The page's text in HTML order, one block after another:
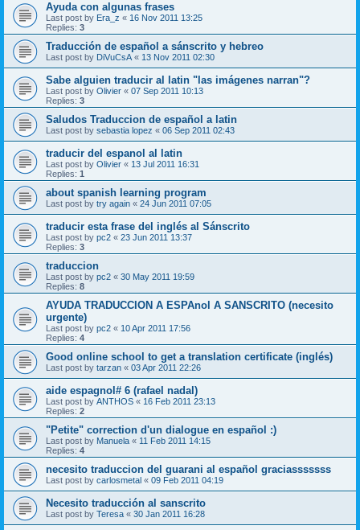
Ayuda con algunas frases
Last post by Era_z « 16 Nov 2011 13:25
Replies: 3
Traducción de español a sánscrito y hebreo
Last post by DiVuCsA« 13 Nov 2011 02:30
Sabe alguien traducir al latin "las imágenes narran"?
Last post by Olivier « 07 Sep 2011 10:13
Replies: 3
Saludos Traduccion de español a latin
Last post by sebastia lopez « 06 Sep 2011 02:43
traducir del espanol al latin
Last post by Olivier « 13 Jul 2011 16:31
Replies: 1
about spanish learning program
Last post by try again « 24 Jun 2011 07:05
traducir esta frase del inglés al Sánscrito
Last post by pc2 « 23 Jun 2011 13:37
Replies: 3
traduccion
Last post by pc2 « 30 May 2011 19:59
Replies: 8
AYUDA TRADUCCION A ESPAnol A SANSCRITO (necesito
urgente)
Last post by pc2 « 10 Apr 2011 17:56
Replies: 4
Good online school to get a translation certificate (inglés)
Last post by tarzan « 03 Apr 2011 22:26
aide espagnol# 6 (rafael nadal)
Last post by ANTHOS « 16 Feb 2011 23:13
Replies: 2
"Petite" correction d'un dialogue en español :)
Last post by Manuela « 11 Feb 2011 14:15
Replies: 4
necesito traduccion del guarani al español graciasssssss
Last post by carlosmetal « 09 Feb 2011 04:19
Necesito traducción al sanscrito
Last post by Teresa « 30 Jan 2011 16:28